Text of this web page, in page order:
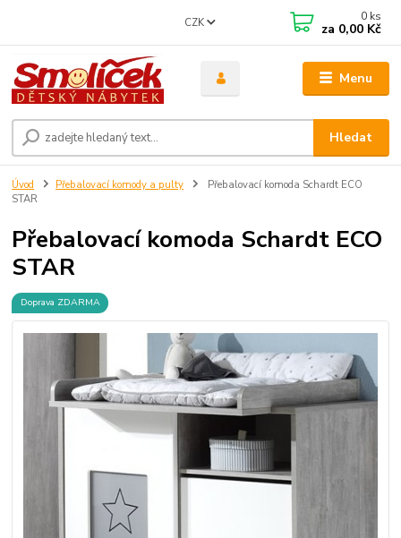
Menu
CZK
Hledat
0 ks
za 0,00 Kč
Úvod Přebalovací komody a pulty
Přebalovací komoda Schardt ECO
STAR
Přebalovací komoda Schardt ECO
STAR
Doprava ZDARMA